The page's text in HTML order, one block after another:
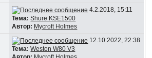
4.2.2018, 15:11
Тема: Shure KSE1500
Автор: Mycroft Holmes
12.10.2022, 22:38
Тема: Weston W80 V3